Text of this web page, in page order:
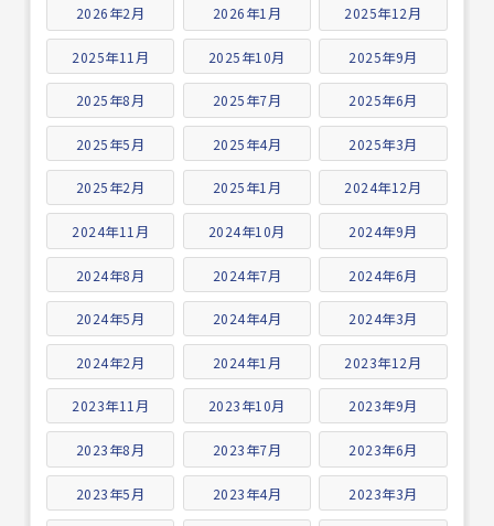
2026年2月 2026年1月 2025年12月
2025年11月 2025年10月 2025年9月
2025年8月 2025年7月 2025年6月
2025年5月 2025年4月 2025年3月
2025年2月 2025年1月 2024年12月
2024年11月 2024年10月 2024年9月
2024年8月 2024年7月 2024年6月
2024年5月 2024年4月 2024年3月
2024年2月 2024年1月 2023年12月
2023年11月 2023年10月 2023年9月
2023年8月 2023年7月 2023年6月
2023年5月 2023年4月 2023年3月